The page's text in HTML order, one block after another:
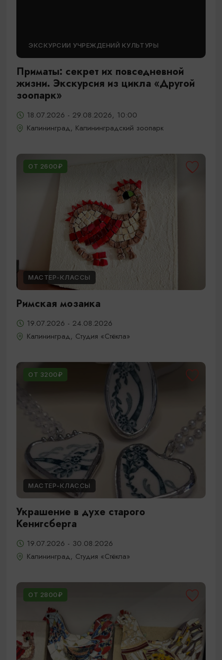
ЭКСКУРСИИ УЧРЕЖДЕНИЙ КУЛЬТУРЫ
Приматы: секрет их повседневной
жизни. Экскурсия из цикла «Другой
зоопарк»
18.07.2026 - 29.08.2026, 10:00
Калининград, Калининградский зоопарк
ОТ 2600₽
МАСТЕР-КЛАССЫ
Римская мозаика
19.07.2026 - 24.08.2026
Калининград, Студия «Стёкла»
ОТ 3200₽
МАСТЕР-КЛАССЫ
Украшение в духе старого
Кенигсберга
19.07.2026 - 30.08.2026
Калининград, Студия «Стёкла»
ОТ 2800₽